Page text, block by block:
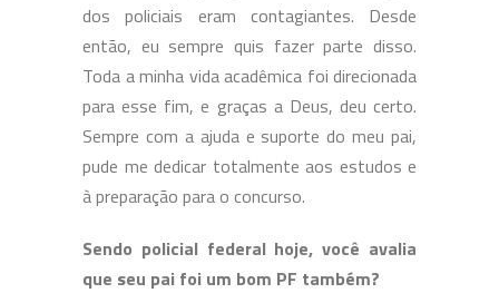
dos policiais eram contagiantes. Desde
então, eu sempre quis fazer parte disso.
Toda a minha vida acadêmica foi direcionada
para esse fim, e graças a Deus, deu certo.
Sempre com a ajuda e suporte do meu pai,
pude me dedicar totalmente aos estudos e
à preparação para o concurso.
Sendo policial federal hoje, você avalia
que seu pai foi um bom PF também?